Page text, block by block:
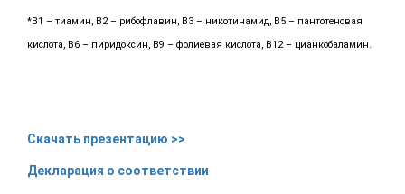
*B1 – тиамин, B2 – рибофлавин, B3 – никотинамид, B5 – пантотеновая
кислота, B6 – пиридоксин, B9 – фолиевая кислота, B12 – цианкобаламин.
Скачать презентацию >>
Декларация о соответствии